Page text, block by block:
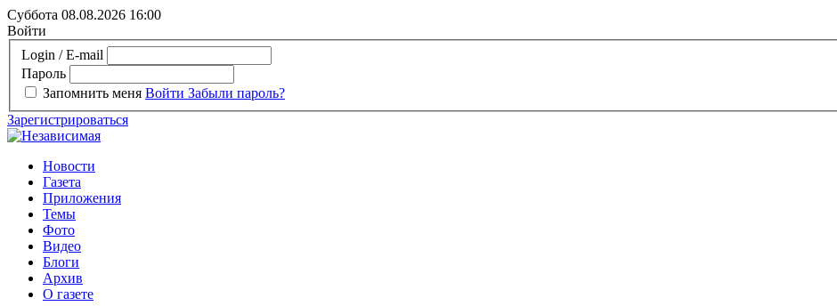
Суббота 08.08.2026 16:00
Войти
Login / E-mail
Пароль
Запомнить меня Войти Забыли пароль?
Зарегистрироваться
Новости
Газета
Приложения
Темы
Фото
Видео
Блоги
Архив
О газете